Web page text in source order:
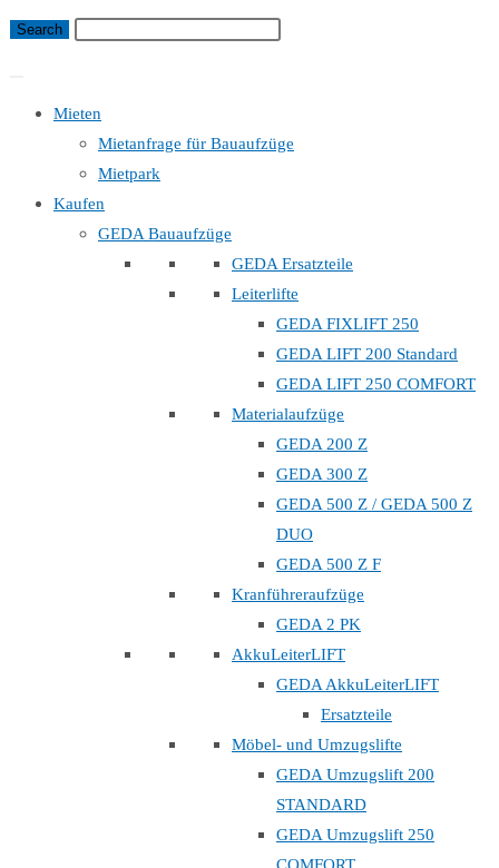
Mieten
Mietanfrage für Bauaufzüge
Mietpark
Kaufen
GEDA Bauaufzüge
GEDA Ersatzteile
Leiterlifte
GEDA FIXLIFT 250
GEDA LIFT 200 Standard
GEDA LIFT 250 COMFORT
Materialaufzüge
GEDA 200 Z
GEDA 300 Z
GEDA 500 Z / GEDA 500 Z
DUO
GEDA 500 Z F
Kranführeraufzüge
GEDA 2 PK
AkkuLeiterLIFT
GEDA AkkuLeiterLIFT
Ersatzteile
Möbel- und Umzugslifte
GEDA Umzugslift 200
STANDARD
GEDA Umzugslift 250